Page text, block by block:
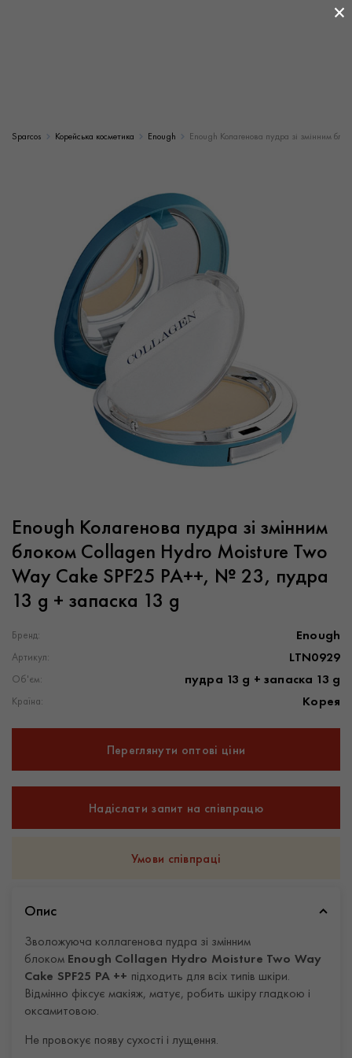
Sparcos Корейська косметика Enough Enough Колагенова пудра зі змінним
Enough Колагенова пудра зі змінним
блоком Collagen Hydro Moisture Two
Way Cake SPF25 PA++, № 23, пудра
13 g + запаска 13 g
Бренд: Enough
Артикул: LTN0929
Об'єм: пудра 13 g + запаска 13 g
Країна: Корея
Переглянути оптові ціни
Надіслати запит на співпрацю
Умови співпраці
Опис
Зволожуюча коллагенова пудра зі змінним
блоком Enough Collagen Hydro Moisture Two Way
Cake SPF25 PA ++ підходить для всіх типів шкіри.
Відмінно фіксує макіяж, матує, робить шкіру гладкою і
оксамитовою.
Не провокує появу сухості і лущення.
×